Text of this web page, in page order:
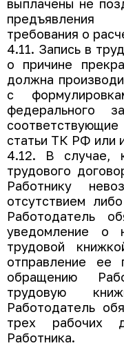
выплачены не
предъявления
требования о
4.11. Запись в
о причине
должна
с
федерального
соответствующие
статьи ТК РФ или
4.12. В случае,
трудового
Работнику
отсутствием
Работодатель
уведомление о
трудовой
отправление ее
обращению
трудовую
Работодатель
трех рабочих
Работника.